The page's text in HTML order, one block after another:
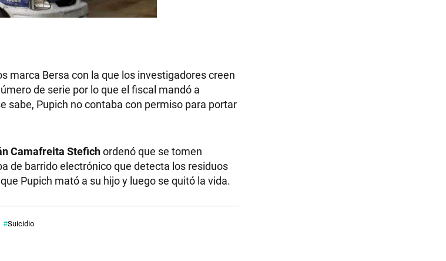
marca Bersa con la que los investigadores creen
de serie por lo que el fiscal mandó a
sabe, Pupich no contaba con permiso para portar
Camafreita Stefichordenó que se tomen
de barrido electrónico que detecta los residuos
Pupich mató a su hijo y luego se quitó la vida.
Suicidio